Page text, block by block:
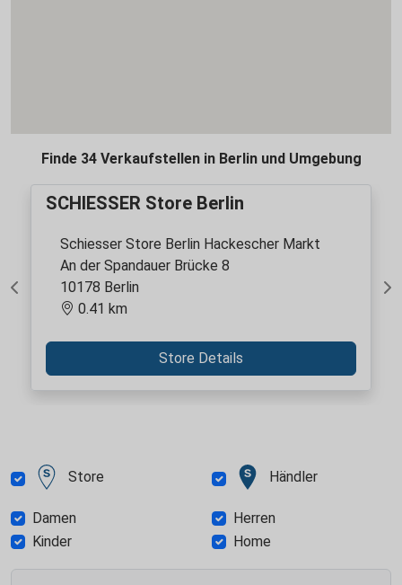
Finde 34 Verkaufstellen in Berlin und Umgebung
Previous
SCHIESSER Store Berlin
Schiesser Store Berlin Hackescher Markt
An der Spandauer Brücke 8
10178 Berlin
0.41 km
Store Details
Store Händler
Damen
Herren
Kinder
Home